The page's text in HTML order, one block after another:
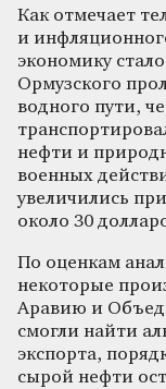
Как отмечает
и
экономику
Ормузского
водного пути,
нефти и
военных
увеличились
около 30
По оценкам
некоторые
Аравию и
смогли найти
экспорта,
сырой нефти